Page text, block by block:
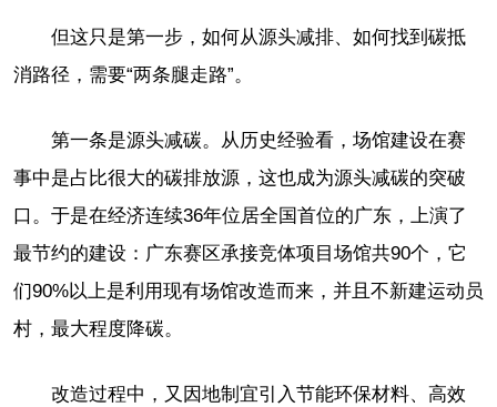
但这只是第一步，如何从源头减排、如何找到碳抵
消路径，需要“两条腿走路”。
第一条是源头减碳。从历史经验看，场馆建设在赛
事中是占比很大的碳排放源，这也成为源头减碳的突破
口。于是在经济连续36年位居全国首位的广东，上演了
最节约的建设：广东赛区承接竞体项目场馆共90个，它
们90%以上是利用现有场馆改造而来，并且不新建运动员
村，最大程度降碳。
改造过程中，又因地制宜引入节能环保材料、高效